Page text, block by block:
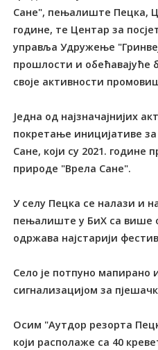
Сане", пењалиште Пецка,
године, те Центар за
управља Удружење
прошлости и обећавајуће
своје активности
Једна од најзначајнијих
покретање иницијативе
Сане, који су 2021.
природе "Врела Сане".
У селу Пецка се налази и
пењалиште у БиХ са више
одржава најстарији
Село је потпуно
сигнализацијом за
Осим "Аутдор резорта
који располаже са 40